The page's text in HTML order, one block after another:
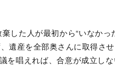
した人が最初から“いなかっ
遺産を全部奥さんに取得さ
を唱えれば、合意が成立し